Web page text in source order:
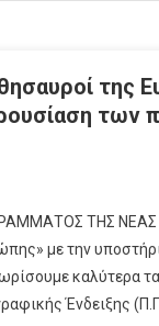
της
των
ΤΗΣ
με την
καλύτερα
Ένδειξης